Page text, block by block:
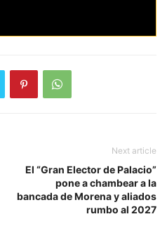
Next article
El “Gran Elector de Palacio”
pone a chambear a la
bancada de Morena y aliados
rumbo al 2027